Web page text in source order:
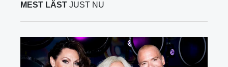
MEST LÄST JUST NU